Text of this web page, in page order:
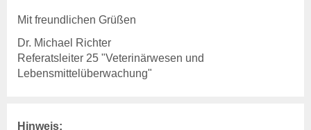
Mit freundlichen Grüßen
Dr. Michael Richter
Referatsleiter 25 "Veterinärwesen und
Lebensmittelüberwachung"
Hinweis: